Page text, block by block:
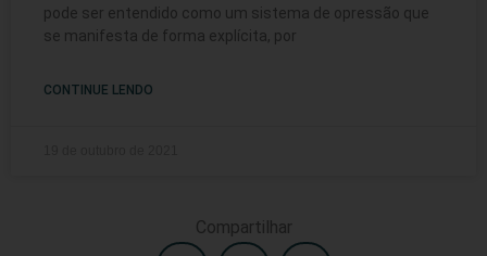
pode ser entendido como um sistema de opressão que
se manifesta de forma explícita, por
CONTINUE LENDO
Compartilhar